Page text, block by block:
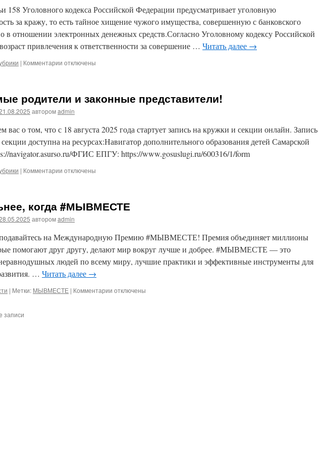
158 Уголовного кодекса Российской Федерации предусматривает уголовную
за кражу, то есть тайное хищение чужого имущества, совершенную с банковского
в отношении электронных денежных средств.Согласно Уголовному кодексу Российской
привлечения к ответственности за совершение … Читать далее →
| Комментарии к
несовершеннолетних
за
совершение
покупок
с
чужой
банковской
отключены
родители и законные представители!
авторомadmin
вас о том, что с 18 августа 2025 года стартует запись на кружки и секции онлайн. Запись
доступна на ресурсах:Навигатор дополнительного образования детей Самарской
navigator.asurso.ru/ФГИС ЕПГУ: https://www.gosuslugi.ru/600316/1/form
| Комментарии к
и
законные
представители!
отключены
когда #МЫВМЕСТЕ
авторомadmin
на Международную Премию #МЫВМЕСТЕ! Премия объединяет миллионы
помогают друг другу, делают мир вокруг лучше и добрее. #МЫВМЕСТЕ — это
людей по всему миру, лучшие практики и эффективные инструменты для
… Читать далее →
| Метки: МЫВМЕСТЕ | Комментарии котключены
записи